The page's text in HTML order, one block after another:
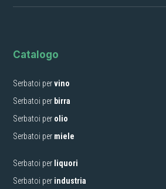
Catalogo
Serbatoi pervino
Serbatoi per birra
Serbatoi per olio
Serbatoi per miele
Serbatoi per liquori
Serbatoi per industria